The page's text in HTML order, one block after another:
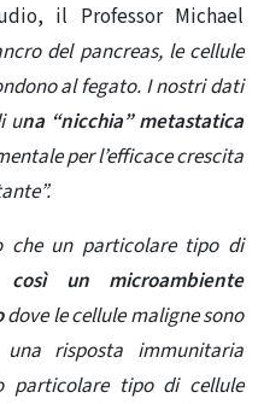
il Professor Michael
del pancreas, le cellule
al fegato. I nostri dati
una “nicchia” metastatica
per l’efficace crescita
che un particolare tipo di
così un microambiente
dove le cellule maligne sono
risposta immunitaria
particolare tipo di cellule